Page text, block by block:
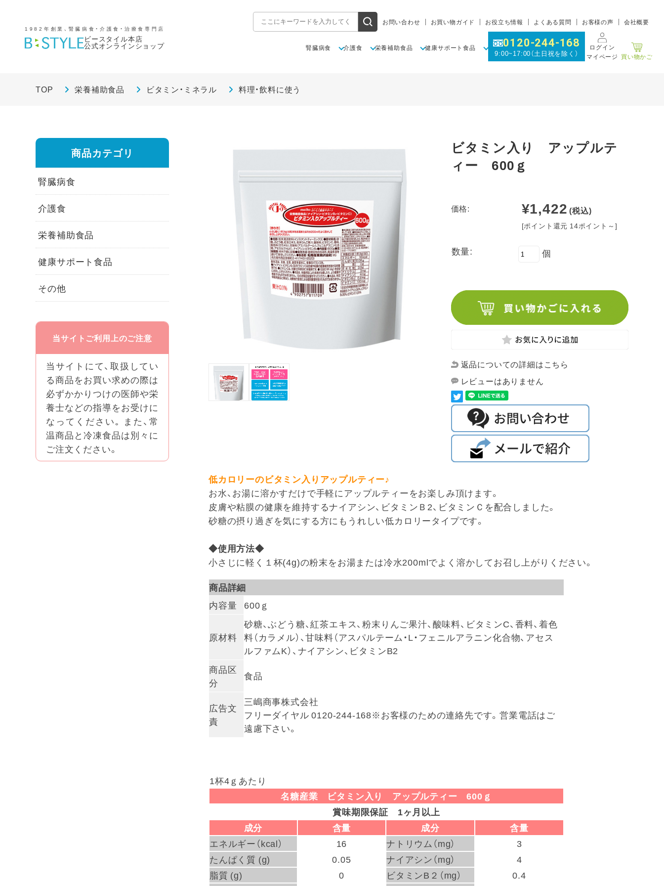
1982年創業、腎臓病食・介護食・治療食専門店
ビースタイル本店
公式オンラインショップ
お問い合わせ お買い物ガイド お役立ち情報 よくある質問 お客様の声 会社概要
腎臓病食 介護食 栄養補助食品 健康サポート食品 0120-244-168
9:00~17:00（土日祝を除く）
ログイン
マイページ 買い物かご
TOP 栄養補助食品 ビタミン・ミネラル 料理・飲料に使う
ビタミン入り アップルテ
ィー 600ｇ
価格: ¥1,422 (税込)
[ポイント還元 14ポイント～]
数量: 個
返品についての詳細はこちら
レビューはありません
低カロリーのビタミン入りアップルティー♪
お水、お湯に溶かすだけで手軽にアップルティーをお楽しみ頂けます。
皮膚や粘膜の健康を維持するナイアシン、ビタミンＢ2、ビタミンＣを配合しました。
砂糖の摂り過ぎを気にする方にもうれしい低カロリータイプです。
◆使用方法◆
小さじに軽く１杯(4g)の粉末をお湯または冷水200mlでよく溶かしてお召し上がりください。
商品詳細
内容量 600ｇ
原材料
砂糖、ぶどう糖、紅茶エキス、粉末りんご果汁、酸味料、ビタミンC、香料、着色
料（カラメル）、甘味料（アスパルテーム・L・フェニルアラニン化合物、アセス
ルファムK）、ナイアシン、ビタミンB2
商品区
分
食品
広告文
責
三嶋商事株式会社
フリーダイヤル 0120-244-168※お客様のための連絡先です。営業電話はご
遠慮下さい。
1杯4ｇあたり
名糖産業 ビタミン入り アップルティー 600ｇ
賞味期限保証 1ヶ月以上
成分
含量 成分
含量
エネルギー（kcal）
16 ナトリウム（mg）
3
たんぱく質 (g)
0.05 ナイアシン（mg）
4
脂質 (g)
0 ビタミンB２（mg）
0.4
商品カテゴリ
腎臓病食
介護食
栄養補助食品
健康サポート食品
その他
当サイトご利用上のご注意
当サイトにて、取扱してい
る商品をお買い求めの際は
必ずかかりつけの医師や栄
養士などの指導をお受けに
なってください｡ また、常
温商品と冷凍食品は別々に
ご注文ください。